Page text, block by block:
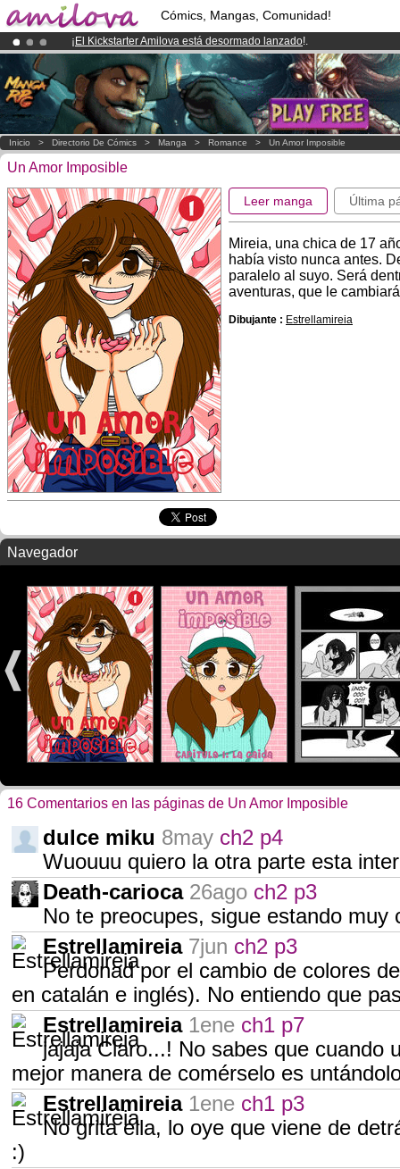
Cómics, Mangas, Comunidad!
¡ El Kickstarter Amilova está desormado lanzado!.
¡Ya tenemos 100000miembrosy 1000Cómics y Mangas!.
¡Conviertete en Premium por3.95 euros al mes!Hazte Premium ya
Inicio > Directorio De Cómics > Manga > Romance > Un Amor Imposible
Un Amor Imposible
Leer manga Última
Mireia, una chica de 17
había visto nunca antes.
paralelo al suyo. Será
aventuras, que le
Dibujante : Estrellamireia
Navegador
16 Comentarios en las páginas de Un Amor Imposible
dulce miku 8may ch2 p4
Wuouuu quiero la otra parte esta
Death-carioca 26ago ch2 p3
No te preocupes, sigue estando muy
Estrellamireia 7jun ch2 p3
Perdonad por el cambio de colores
en catalán e inglés). No entiendo que
Estrellamireia 1ene ch1 p7
jajaja Claro...! No sabes que cuando
mejor manera de comérselo es
Estrellamireia 1ene ch1 p3
No grita ella, lo oye que viene de
:)